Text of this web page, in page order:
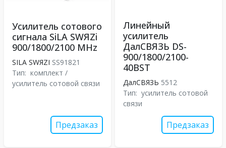
Усилитель сотового
сигнала SiLA SWЯZi
900/1800/2100 MHz
SILA SWЯZI SS91821
Тип: комплект /
усилитель сотовой связи
Предзаказ
Линейный
усилитель
ДалСВЯЗЬ DS-
900/1800/2100-
40BST
ДалСВЯЗЬ 5512
Тип: усилитель сотовой
связи
Предзаказ